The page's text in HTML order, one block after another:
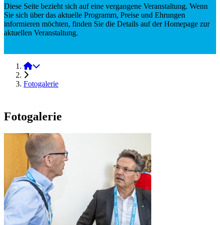
Diese Seite bezieht sich auf eine vergangene Veranstaltung. Wenn
Sie sich über das aktuelle Programm, Preise und Ehrungen
informieren möchten, finden Sie die Details auf der Homepage zur
aktuellen Veranstaltung.
DGM-Tag 2023
Fotogalerie
Fotogalerie